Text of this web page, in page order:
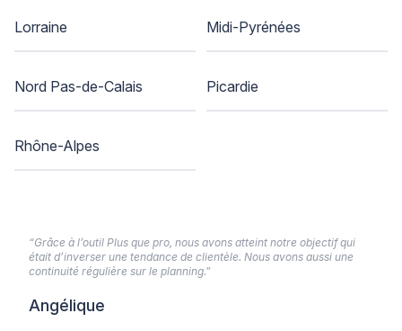
Lorraine Midi-Pyrénées
Nord Pas-de-Calais Picardie
Rhône-Alpes
“Grâce à l’outil Plus que pro, nous avons atteint notre objectif qui
était d’inverser une tendance de clientèle. Nous avons aussi une
continuité régulière sur le planning.”
Angélique